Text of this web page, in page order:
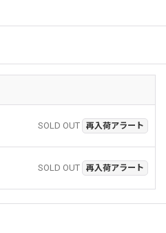
SOLD OUT 再入荷アラート
SOLD OUT 再入荷アラート